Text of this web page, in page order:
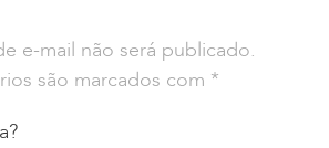
e-mail não será publicado.
são marcados com *